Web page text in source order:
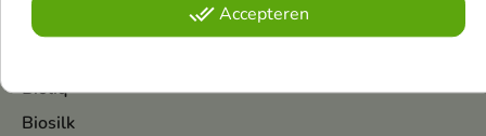
Bioderma
Bioliq
Biosilk
done_all Accepteren